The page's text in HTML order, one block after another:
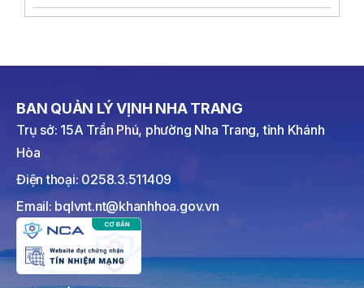
BAN QUẢN LÝ VỊNH NHA TRANG
Trụ sở: 15A Trần Phú, phường Nha Trang, tỉnh Khánh
Hòa
Điện thoại: 0258.3.511409
Email: bqlvnt.nt@khanhhoa.gov.vn